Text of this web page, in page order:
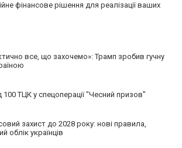
фінансове рішення для реалізації ваших
все, що захочемо»: Трамп зробив гучну
ТЦК у спецоперації "Чесний призов"
захист до 2028 року: нові правила,
облік українців